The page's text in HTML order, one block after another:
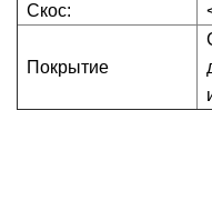
Скос:
Покрытие